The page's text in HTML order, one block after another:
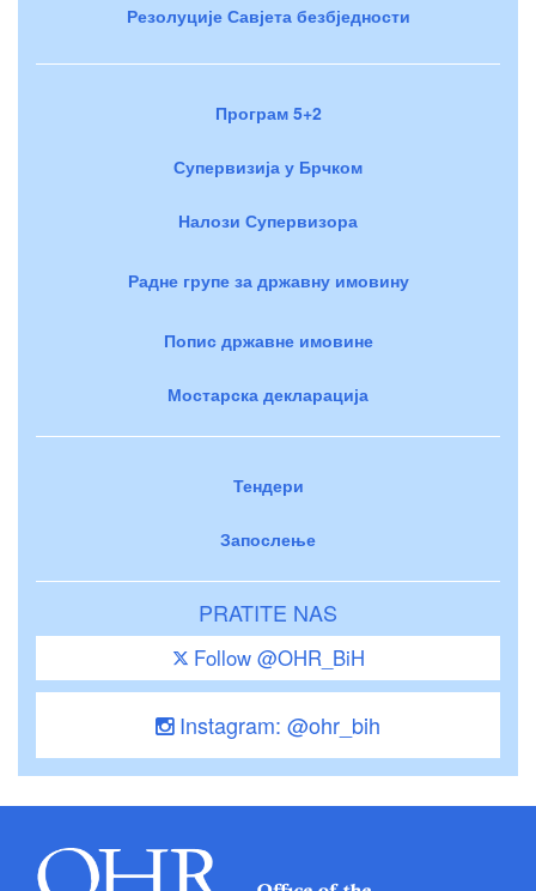
Резолуције Савјета безбједности
Програм 5+2
Супервизија у Брчком
Налози Супервизора
Радне групе за државну имовину
Попис државне имовине
Мостарска декларација
Тендери
Запослење
PRATITE NAS
Follow @OHR_BiH
Instagram: @ohr_bih